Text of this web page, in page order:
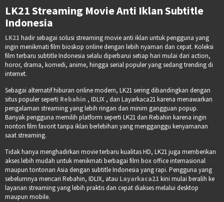
LK21 Streaming Movie Anti Iklan Subtitle
Indonesia
LK21 hadir sebagai solusi streaming movie anti iklan untuk pengguna yang
ingin menikmati film bioskop online dengan lebih nyaman dan cepat. Koleksi
film terbaru subtitle Indonesia selalu diperbarui setiap hari mulai dari action,
horor, drama, komedi, anime, hingga serial populer yang sedang trending di
internet.
Sebagai alternatif hiburan online modern, LK21 sering dibandingkan dengan
situs populer seperti Rebahin , IDLIX , dan Layarkaca21 karena menawarkan
pengalaman streaming yang lebih ringan dan minim gangguan popup.
Banyak pengguna memilih platform seperti LK21 dan Rebahin karena ingin
nonton film favorit tanpa iklan berlebihan yang mengganggu kenyamanan
saat streaming.
Tidak hanya menghadirkan movie terbaru kualitas HD, LK21 juga memberikan
akses lebih mudah untuk menikmati berbagai film box office internasional
maupun tontonan Asia dengan subtitle Indonesia yang rapi. Pengguna yang
sebelumnya mencari Rebahin, IDLIX, atau Layarkaca21 kini mulai beralih ke
layanan streaming yang lebih praktis dan cepat diakses melalui desktop
maupun mobile.